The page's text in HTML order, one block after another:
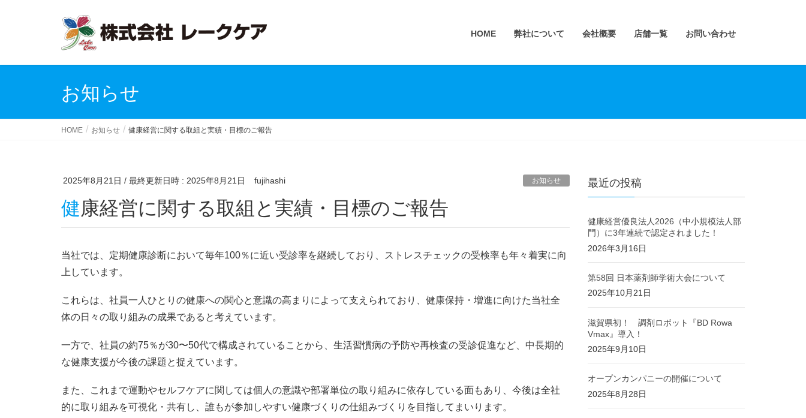
HOME 弊社について 会社概要 店舗一覧 お問い合わせ
お知らせ
HOME お知らせ 健康経営に関する取組と実績・目標のご報告
2025年8月21日 / 最終更新日時 : 2025年8月21日 fujihashi お知らせ
健康経営に関する取組と実績・目標のご報告
当社では、定期健康診断において毎年100％に近い受診率を継続しており、ストレスチェックの受検率も年々着実に向
上しています。
これらは、社員一人ひとりの健康への関心と意識の高まりによって支えられており、健康保持・増進に向けた当社全
体の日々の取り組みの成果であると考えています。
一方で、社員の約75％が30〜50代で構成されていることから、生活習慣病の予防や再検査の受診促進など、中長期的
な健康支援が今後の課題と捉えています。
また、これまで運動やセルフケアに関しては個人の意識や部署単位の取り組みに依存している面もあり、今後は全社
的に取り組みを可視化・共有し、誰もが参加しやすい健康づくりの仕組みづくりを目指してまいります。
最近の投稿
健康経営優良法人2026（中小規模法人部
門）に3年連続で認定されました！
2026年3月16日
第58回 日本薬剤師学術大会について
2025年10月21日
滋賀県初！ 調剤ロボット『BD Rowa
Vmax』導入！
2025年9月10日
オープンカンパニーの開催について
2025年8月28日